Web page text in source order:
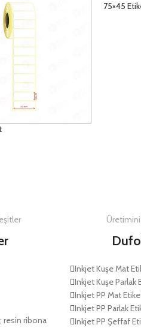
75×45
resin ribona
Üretimini
Inkjet Kuşe Mat
Inkjet Kuşe Parlak
Inkjet PP Mat
Inkjet PP Parlak
Inkjet PP Şeffaf